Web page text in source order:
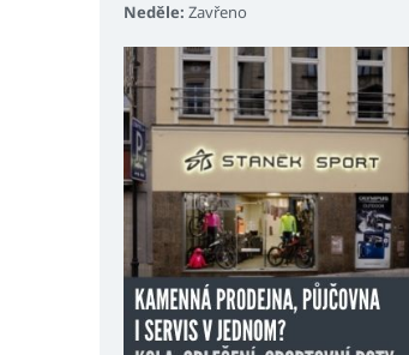
Neděle: Zavřeno